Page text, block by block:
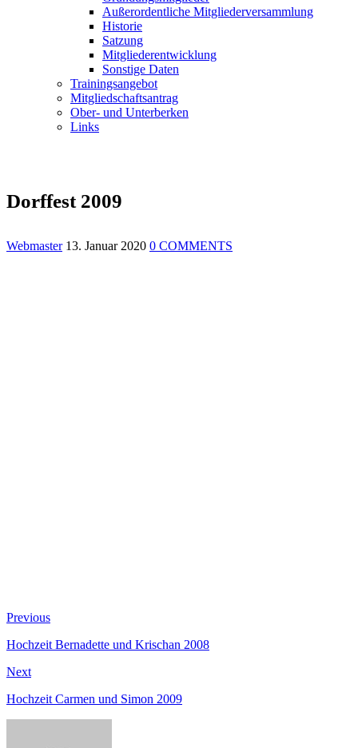
Außerordentliche Mitgliederversammlung
Historie
Satzung
Mitgliederentwicklung
Sonstige Daten
Trainingsangebot
Mitgliedschaftsantrag
Ober- und Unterberken
Links
Dorffest 2009
Webmaster 13. Januar 2020 0 COMMENTS
Beitragsnavigation
PreviousPrevious
Hochzeit Bernadette und Krischan 2008
NextNext
Hochzeit Carmen und Simon 2009